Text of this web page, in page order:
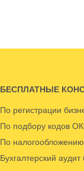
БЕСПЛАТНЫЕ
По регистрации
По подбору кодов
По налогообложению
Бухгалтерский аудит